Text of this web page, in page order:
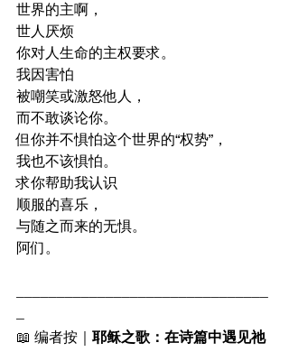
世界的主啊，
世人厌烦
你对人生命的主权要求。
我因害怕
被嘲笑或激怒他人，
而不敢谈论你。
但你并不惧怕这个世界的“权势”，
我也不该惧怕。
求你帮助我认识
顺服的喜乐，
与随之而来的无惧。
阿们。
📖 编者按｜ 耶稣之歌：在诗篇中遇见祂